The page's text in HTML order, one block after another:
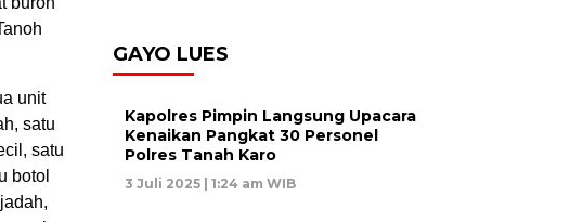
unit
satu
satu
botol
GAYO LUES
Kapolres Pimpin Langsung Upacara
Kenaikan Pangkat 30 Personel
Polres Tanah Karo
3 Juli 2025 | 1:24 am WIB